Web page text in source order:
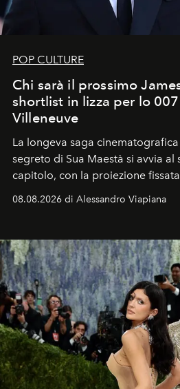
POP CULTURE
Chi sarà il prossimo
shortlist in lizza per lo
Villeneuve
La longeva saga
segreto di Sua Maestà si avvia al
capitolo, con la proiezione
dell’attore chiamato a
Craig, però, regna ancora il più
08.08.2026 di Alessandro Viapiana